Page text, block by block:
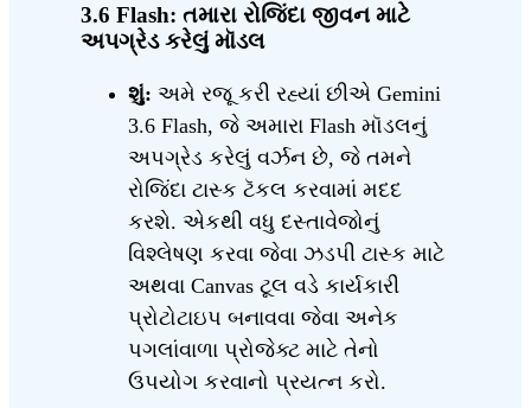
3.6 Flash: તમારા રોજિંદા જીવન માટે
અપગ્રેડ કરેલું મૉડલ
શું: અમે રજૂ કરી રહ્યાં છીએ Gemini
3.6 Flash, જે અમારા Flash મૉડલનું
અપગ્રેડ કરેલું વર્ઝન છે, જે તમને
રોજિંદા ટાસ્ક ટૅકલ કરવામાં મદદ
કરશે. એકથી વધુ દસ્તાવેજોનું
વિશ્લેષણ કરવા જેવા ઝડપી ટાસ્ક માટે
અથવા Canvas ટૂલ વડે કાર્યકારી
પ્રોટોટાઇપ બનાવવા જેવા અનેક
પગલાંવાળા પ્રોજેક્ટ માટે તેનો
ઉપયોગ કરવાનો પ્રયત્ન કરો.